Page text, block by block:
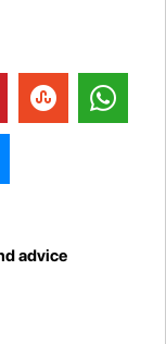
advice